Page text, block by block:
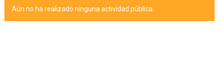
Aún no ha realizado ninguna actividad pública.